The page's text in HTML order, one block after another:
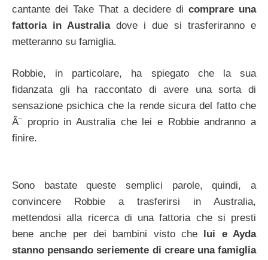
cantante dei Take That a decidere dicomprare una
fattoria in Australiadove i due si trasferiranno e
metteranno su famiglia.
Robbie, in particolare, ha spiegato che la sua
fidanzata gli ha raccontato di avere una sorta di
sensazione psichica che la rende sicura del fatto che
Ã¨ proprio in Australia che lei e Robbie andranno a
finire.
Sono bastate queste semplici parole, quindi, a
convincere Robbie a trasferirsi in Australia,
mettendosi alla ricerca di una fattoria che si presti
bene anche per dei bambini visto che
lui e Ayda
stanno pensando seriemente di creare una famiglia